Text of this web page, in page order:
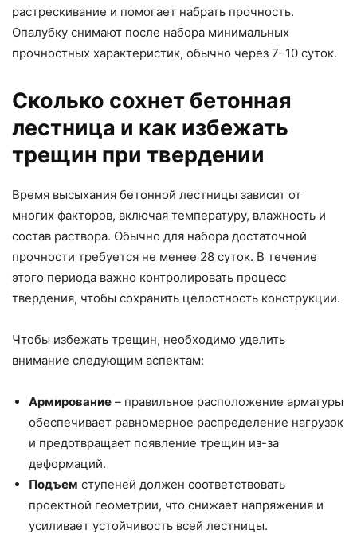
растрескивание и помогает набрать прочность.
Опалубку снимают после набора минимальных
прочностных характеристик, обычно через 7–10 суток.
Сколько сохнет бетонная
лестница и как избежать
трещин при твердении
Время высыхания бетонной лестницы зависит от
многих факторов, включая температуру, влажность и
состав раствора. Обычно для набора достаточной
прочности требуется не менее 28 суток. В течение
этого периода важно контролировать процесс
твердения, чтобы сохранить целостность конструкции.
Чтобы избежать трещин, необходимо уделить
внимание следующим аспектам:
Армирование – правильное расположение арматуры
обеспечивает равномерное распределение нагрузок
и предотвращает появление трещин из-за
деформаций.
Подъем ступеней должен соответствовать
проектной геометрии, что снижает напряжения и
усиливает устойчивость всей лестницы.